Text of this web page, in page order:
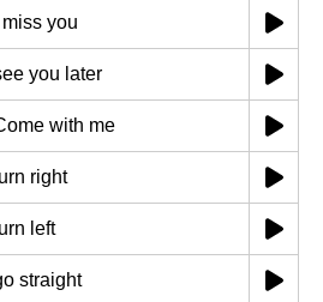
I miss you
you later
with me
right
left
straight